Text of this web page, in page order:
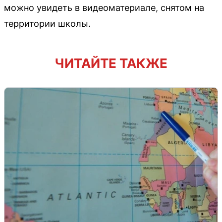
можно увидеть в видеоматериале, снятом на
территории школы.
ЧИТАЙТЕ ТАКЖЕ